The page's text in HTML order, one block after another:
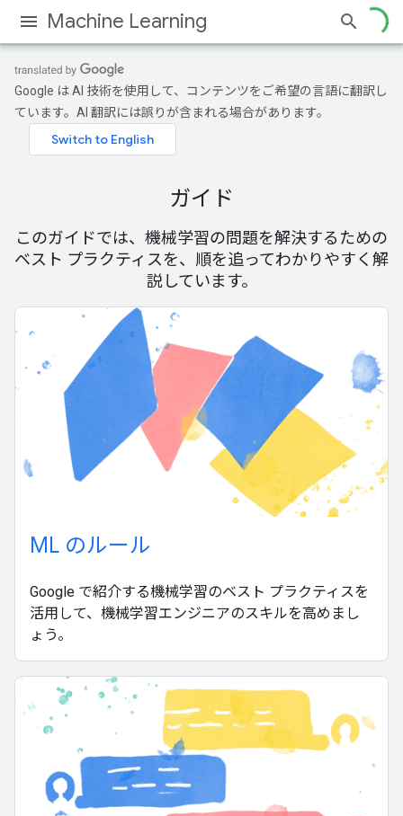
Machine Learning
Google は AI 技術を使用して、コンテンツをご希望の言語に翻訳し
ています。AI 翻訳には誤りが含まれる場合があります。
ガイド
このガイドでは、機械学習の問題を解決するための
ベスト プラクティスを、順を追ってわかりやすく解
説しています。
ML のルール
Google で紹介する機械学習のベスト プラクティスを
活用して、機械学習エンジニアのスキルを高めまし
ょう。